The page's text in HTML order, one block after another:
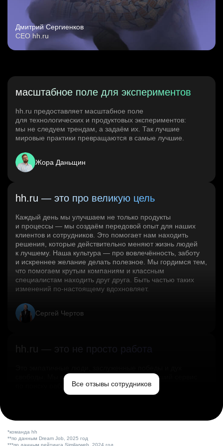
Дмитрий Сергиенков
CEO hh.ru
масштабное поле для экспериментов
hh.ru предоставляет масштабное поле
для технологических и продуктовых экспериментов:
мы не следуем трендам, а задаём их. Так лучшие
мировые практики превращаются в самые лучшие.
Жора Даньщин
hh.ru — это про великую цель
Каждый день мы улучшаем не только продукты
и процессы — мы создаём передовой опыт для наших
клиентов и сотрудников. Это помогает нам находить
решения, которые действительно меняют жизнь людей
к лучшему. Наша культура — про вовлечённость, заботу
и искреннее желание делать полезное. Мы гордимся тем,
что помогаем крутым компаниям и классным
специалистам находить друг друга. Быть частью таких
изменений по‑настоящему вдохновляет.
Сергей Чертов
hh.ru — это не просто работа
свободы. Мы помогаем миру и создаём лучший сервис
по поиску работы в стране.Все отзывы сотрудников
*команда hh
**по данным Dream Job, 2025 год
***по данным рейтинга Similarweb, 2024 год